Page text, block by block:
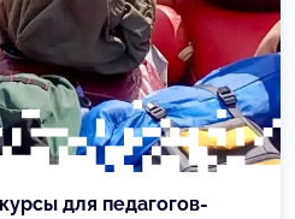
для педагогов-